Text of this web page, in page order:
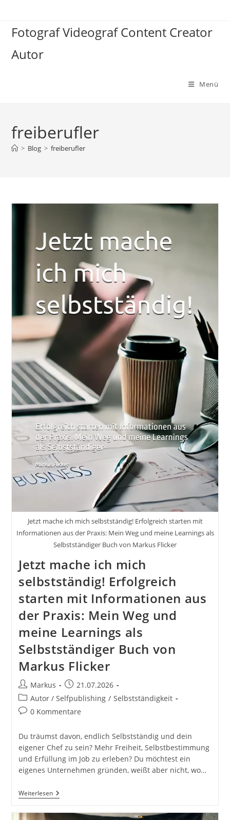
springen
Fotograf Videograf Content Creator
Autor
Menü
freiberufler
> Blog > freiberufler
Jetzt mache ich mich selbstständig! Erfolgreich starten mit
Informationen aus der Praxis: Mein Weg und meine Learnings als
Selbstständiger Buch von Markus Flicker
Jetzt mache ich mich
selbstständig! Erfolgreich
starten mit Informationen aus
der Praxis: Mein Weg und
meine Learnings als
Selbstständiger Buch von
Markus Flicker
Beitrags-
Autor:
Markus
Beitrag
veröffentlicht:
21.07.2026
Beitrags-
Kategorie:
Autor / Selfpublishing / Selbstständigkeit
Beitrags-
0 Kommentare
Du träumst davon, endlich Selbstständig und dein
eigener Chef zu sein? Mehr Freiheit, Selbstbestimmung
und Erfüllung im Job zu erleben? Du möchtest ein
eigenes Unternehmen gründen, weißt aber nicht, wo…
WeiterlesenJetzt
Mache